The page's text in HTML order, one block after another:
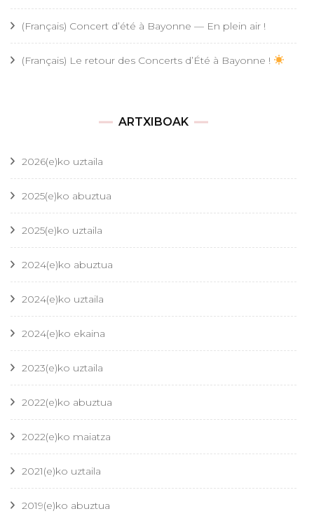
(Français) Concert d’été à Bayonne — En plein air !
(Français) Le retour des Concerts d’Été à Bayonne !
ARTXIBOAK
2026(e)ko uztaila
2025(e)ko abuztua
2025(e)ko uztaila
2024(e)ko abuztua
2024(e)ko uztaila
2024(e)ko ekaina
2023(e)ko uztaila
2022(e)ko abuztua
2022(e)ko maiatza
2021(e)ko uztaila
2019(e)ko abuztua